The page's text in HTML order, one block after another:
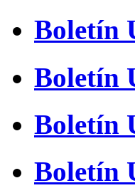
Boletín
Boletín
Boletín
Boletín